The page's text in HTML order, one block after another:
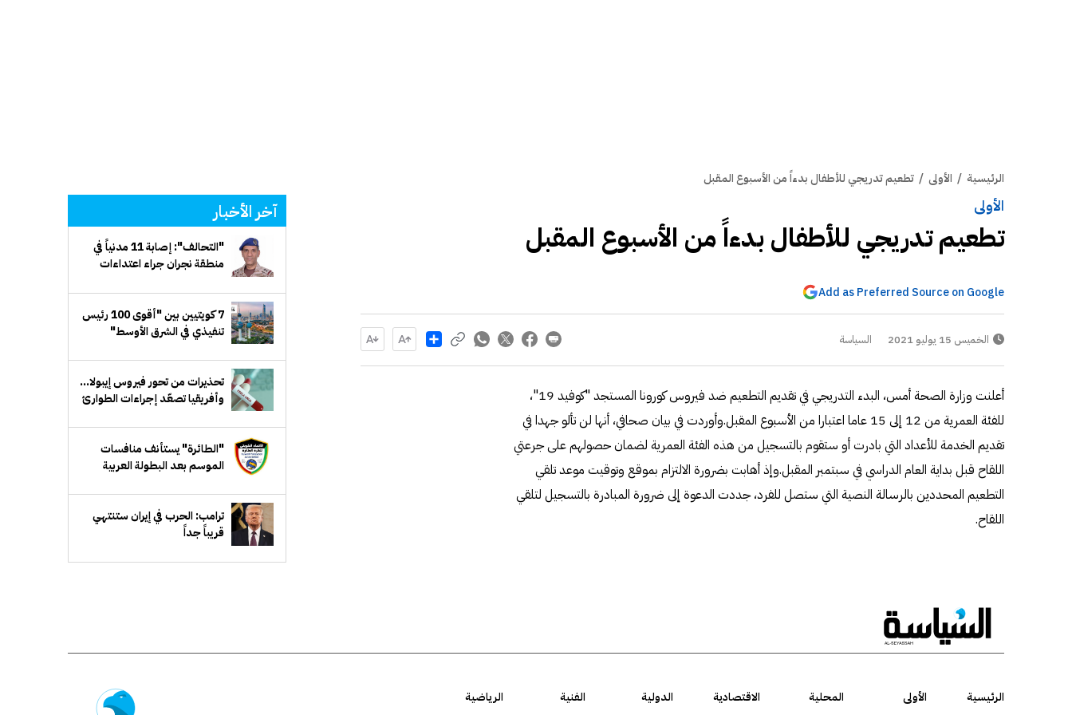
الرئيسية / الأولى / تطعيم تدريجي للأطفال بدءاً من الأسبوع المقبل
الأولى
تطعيم تدريجي للأطفال بدءاً من الأسبوع المقبل
Add as Preferred Source on Google
الخميس 15 يوليو 2021 السياسة Share
أعلنت وزارة الصحة أمس، البدء التدريجي في تقديم التطعيم ضد فيروس كورونا المستجد "كوفيد 19"،
للفئة العمرية من 12 إلى 15 عاما اعتبارا من الأسبوع المقبل.وأوردت في بيان صحافي، أنها لن تألو جهدا في
تقديم الخدمة للأعداد التي بادرت أو ستقوم بالتسجيل من هذه الفئة العمرية لضمان حصولهم على جرعتي
اللقاح قبل بداية العام الدراسي في سبتمبر المقبل.وإذ أهابت بضرورة الالتزام بموقع وتوقيت موعد تلقي
التطعيم المحددين بالرسالة النصية التي ستصل للفرد، جددت الدعوة إلى ضرورة المبادرة بالتسجيل لتلقي
اللقاح.
آخر الأخبار
"التحالف": إصابة 11 مدنياً في
منطقة نجران جراء اعتداءات
7 كويتيين بين "أقوى 100 رئيس
تنفيذي في الشرق الأوسط"
تحذيرات من تحور فيروس إيبولا...
وأفريقيا تصعّد إجراءات الطوارئ
"الطائرة" يستأنف منافسات
الموسم بعد البطولة العربية
ترامب: الحرب في إيران ستنتهي
قريباً جداً
الرئيسية الأولى المحلية الاقتصادية الدولية الفنية
الرياضية